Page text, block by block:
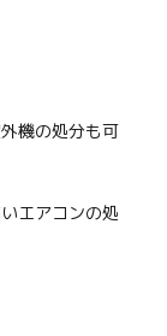
機の処分も可
エアコンの処